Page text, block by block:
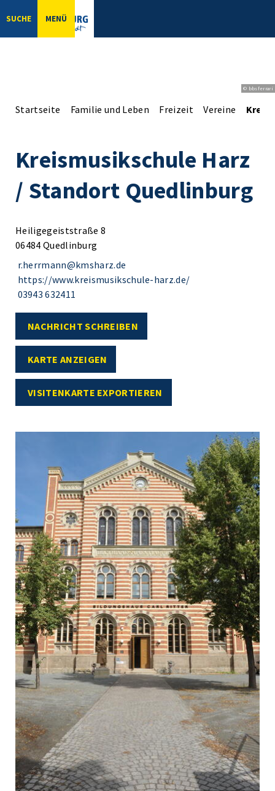
SUCHE MENÜ
© bbsferrari
Startseite Familie und Leben Freizeit Vereine
Kreismusikschule Harz
/ Standort Quedlinburg
Heiligegeiststraße 8
06484 Quedlinburg
r.herrmann@kmsharz.de
https://www.kreismusikschule-harz.de/
03943 632411
NACHRICHT SCHREIBEN
KARTE ANZEIGEN
VISITENKARTE EXPORTIEREN